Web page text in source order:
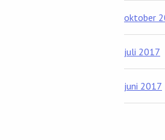
oktober
juli 2017
juni 2017